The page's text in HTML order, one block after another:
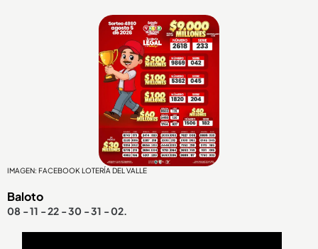
IMAGEN: FACEBOOK LOTERÍA DEL VALLE
Baloto
08 - 11 - 22 - 30 - 31 - 02.